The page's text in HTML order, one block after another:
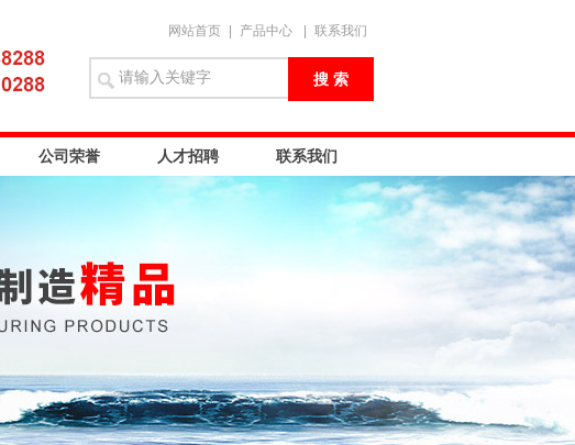
网站首页 产品中心 联系我们
公司荣誉 人才招聘 联系我们